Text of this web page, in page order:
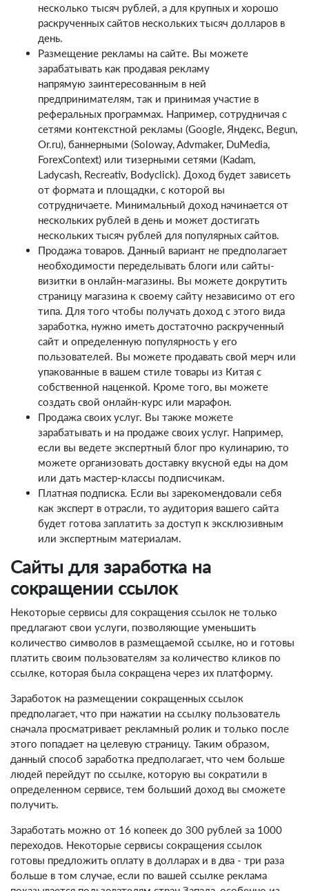
несколько тысяч рублей, а для крупных и хорошо
раскрученных сайтов нескольких тысяч долларов в
день.
Размещение рекламы на сайте. Вы можете
зарабатывать как продавая рекламу
напрямую заинтересованным в ней
предпринимателям, так и принимая участие в
реферальных программах. Например, сотрудничая с
сетями контекстной рекламы (Google, Яндекс, Begun,
Or.ru), баннерными (Soloway, Advmaker, DuMedia,
ForexContext) или тизерными сетями (Kadam,
Ladycash, Recreativ, Bodyclick). Доход будет зависеть
от формата и площадки, с которой вы
сотрудничаете. Минимальный доход начинается от
нескольких рублей в день и может достигать
нескольких тысяч рублей для популярных сайтов.
Продажа товаров. Данный вариант не предполагает
необходимости переделывать блоги или сайты-
визитки в онлайн-магазины. Вы можете докрутить
страницу магазина к своему сайту независимо от его
типа. Для того чтобы получать доход с этого вида
заработка, нужно иметь достаточно раскрученный
сайт и определенную популярность у его
пользователей. Вы можете продавать свой мерч или
упакованные в вашем стиле товары из Китая с
собственной наценкой. Кроме того, вы можете
создать свой онлайн-курс или марафон.
Продажа своих услуг. Вы также можете
зарабатывать и на продаже своих услуг. Например,
если вы ведете экспертный блог про кулинарию, то
можете организовать доставку вкусной еды на дом
или дать мастер-классы подписчикам.
Платная подписка. Если вы зарекомендовали себя
как эксперт в отрасли, то аудитория вашего сайта
будет готова заплатить за доступ к эксклюзивным
или экспертным материалам.
Сайты для заработка на
сокращении ссылок
Некоторые сервисы для сокращения ссылок не только
предлагают свои услуги, позволяющие уменьшить
количество символов в размещаемой ссылке, но и готовы
платить своим пользователям за количество кликов по
ссылке, которая была сокращена через их платформу.
Заработок на размещении сокращенных ссылок
предполагает, что при нажатии на ссылку пользователь
сначала просматривает рекламный ролик и только после
этого попадает на целевую страницу. Таким образом,
данный способ заработка предполагает, что чем больше
людей перейдут по ссылке, которую вы сократили в
определенном сервисе, тем больший доход вы сможете
получить.
Заработать можно от 16 копеек до 300 рублей за 1000
переходов. Некоторые сервисы сокращения ссылок
готовы предложить оплату в долларах и в два - три раза
больше в том случае, если по вашей ссылке реклама